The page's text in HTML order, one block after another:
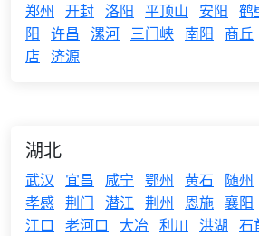
郑州 开封 洛阳 平顶山 安阳 鹤
阳 许昌 漯河 三门峡 南阳 商丘
店 济源
湖北
武汉 宜昌 咸宁 鄂州 黄石 随州
孝感 荆门 潜江 荆州 恩施 襄阳
江口
老河口 大冶 利川 洪湖 石